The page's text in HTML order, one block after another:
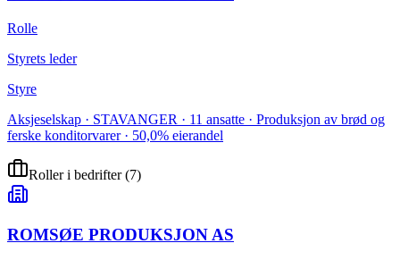
Rolle
Styrets leder
Styre
Aksjeselskap · STAVANGER · 11 ansatte · Produksjon av brød og
ferske konditorvarer · 50,0% eierandel
Roller i bedrifter(7)
ROMSØE PRODUKSJON AS